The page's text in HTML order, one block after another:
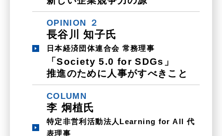
OPINION ２
長谷川 知子氏
日本経済団体連合会 常務理事
「Society 5.0 for SDGs」
推進のために人事がすべきこと
COLUMN
李 炯植氏
特定非営利活動法人Learning for All 代
表理事